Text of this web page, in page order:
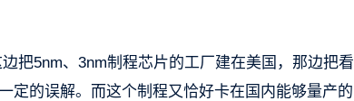
把5nm、3nm制程芯片的工厂建在美国，那边把看
定的误解。而这个制程又恰好卡在国内能够量产的